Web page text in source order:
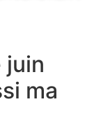
juin
ma